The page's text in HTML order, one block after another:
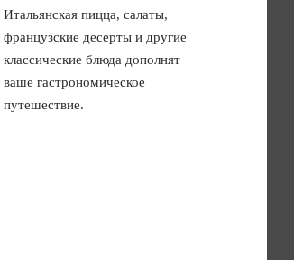
Итальянская пицца, салаты,
французские десерты и другие
классические блюда дополнят
ваше гастрономическое
путешествие.